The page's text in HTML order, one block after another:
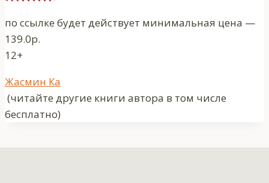
по ссылке будет действует минимальная цена —
139.0р.
12+
Метки
записи:
Жасмин Ка
(читайте другие книги автора в том числе
бесплатно)